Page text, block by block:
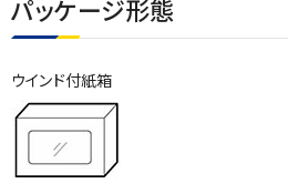
パッケージ形態
ウインド付紙箱